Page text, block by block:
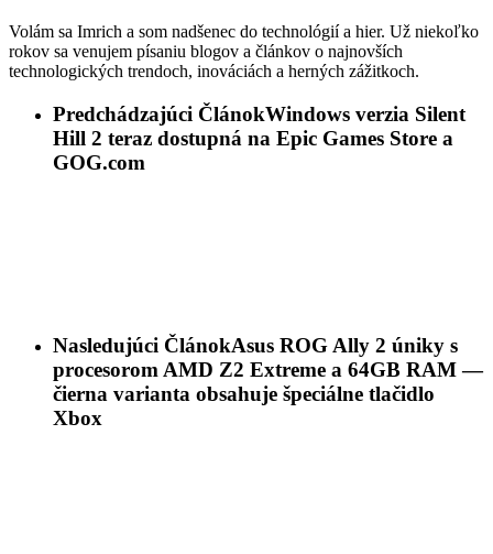
Volám sa Imrich a som nadšenec do technológií a hier. Už niekoľko
rokov sa venujem písaniu blogov a článkov o najnovších
technologických trendoch, inováciách a herných zážitkoch.
Predchádzajúci ČlánokWindows verzia Silent
Hill 2 teraz dostupná na Epic Games Store a
GOG.com
Nasledujúci ČlánokAsus ROG Ally 2 úniky s
procesorom AMD Z2 Extreme a 64GB RAM —
čierna varianta obsahuje špeciálne tlačidlo
Xbox